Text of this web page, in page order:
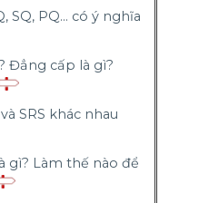
SQ, PQ... có ý nghĩa
Đẳng cấp là gì?
SRS khác nhau
gì? Làm thế nào để